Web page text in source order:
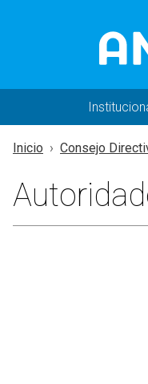
Inicio Consejo